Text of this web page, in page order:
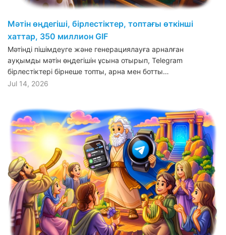
Мәтін өңдегіші, бірлестіктер, топтағы өткінші
хаттар, 350 миллион GIF
Мәтінді пішімдеуге және генерациялауға арналған
ауқымды мәтін өңдегішін ұсына отырып, Telegram
бірлестіктері бірнеше топты, арна мен ботты…
Jul 14, 2026